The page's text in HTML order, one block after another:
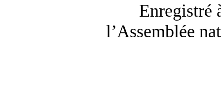
Enregistré
l’Assemblée